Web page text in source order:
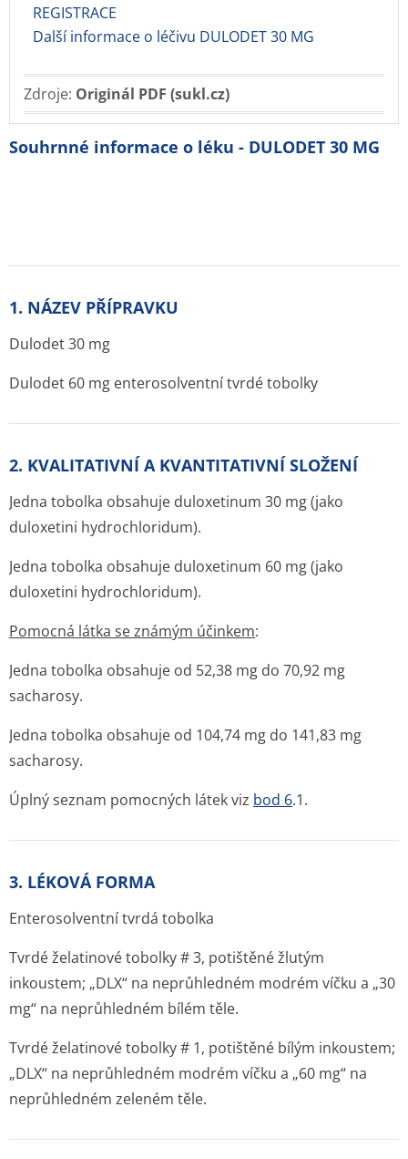
REGISTRACE
Další informace o léčivu DULODET 30 MG
Zdroje: Originál PDF (sukl.cz)
Souhrnné informace o léku - DULODET 30 MG
1. NÁZEV PŘÍPRAVKU
Dulodet 30 mg
Dulodet 60 mg enterosolventní tvrdé tobolky
2. KVALITATIVNÍ A KVANTITATIVNÍ SLOŽENÍ
Jedna tobolka obsahuje duloxetinum 30 mg (jako
duloxetini hydrochloridum).
Jedna tobolka obsahuje duloxetinum 60 mg (jako
duloxetini hydrochloridum).
Pomocná látka se známým účinkem:
Jedna tobolka obsahuje od 52,38 mg do 70,92 mg
sacharosy.
Jedna tobolka obsahuje od 104,74 mg do 141,83 mg
sacharosy.
Úplný seznam pomocných látek viz bod 6.1.
3. LÉKOVÁ FORMA
Enterosolventní tvrdá tobolka
Tvrdé želatinové tobolky # 3, potištěné žlutým
inkoustem; „DLX“ na neprůhledném modrém víčku a „30
mg“ na neprůhledném bílém těle.
Tvrdé želatinové tobolky # 1, potištěné bílým inkoustem;
„DLX“ na neprůhledném modrém víčku a „60 mg“ na
neprůhledném zeleném těle.